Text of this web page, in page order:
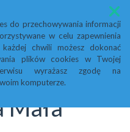
do przechowywania informacji
w celu zapewnienia
chwili możesz dokonać
plików cookies w Twojej
wyrażasz zgodę na
komputerze.
Menu
Gminy
Mała